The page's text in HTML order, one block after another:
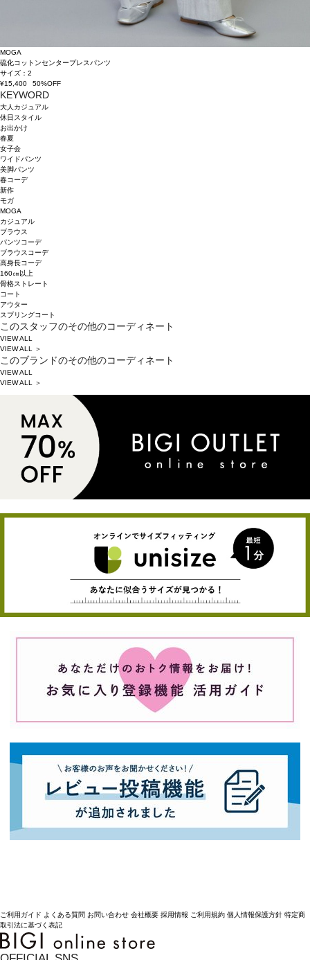
MOGA
硫化コットンセンタープレスパンツ
サイズ：2
¥15,400
50%OFF
KEYWORD
大人カジュアル
休日スタイル
お出かけ
春夏
女子会
ワイドパンツ
美脚パンツ
春コーデ
新作
モガ
MOGA
カジュアル
ブラウス
パンツコーデ
ブラウスコーデ
高身長コーデ
160㎝以上
骨格ストレート
コート
アウター
スプリングコート
このスタッフのその他のコーディネート
VIEW ALL
VIEW ALL ＞
このブランドのその他のコーディネート
VIEW ALL
VIEW ALL ＞
ご利用ガイド よくある質問 お問い合わせ 会社概要 採用情報 ご利用規約 個人情報保護方針 特定商
取引法に基づく表記